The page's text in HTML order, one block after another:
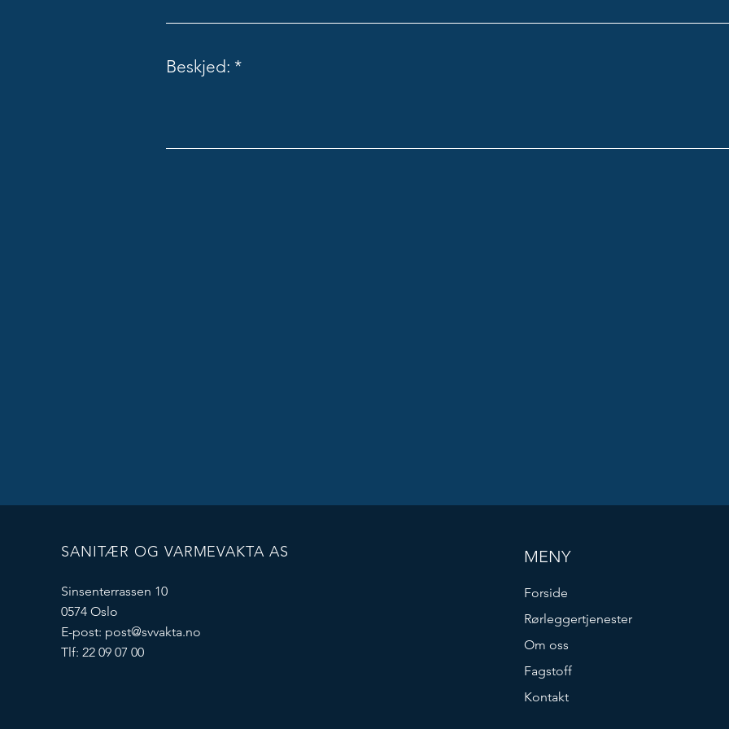
Beskjed:
SANITÆR OG VARMEVAKTA AS
Sinsenterrassen 10
0574 Oslo
E-post: post@svvakta.no
Tlf: 22 09 07 00
MENY
Forside
Rørleggertjenester
Om oss
Fagstoff
Kontakt